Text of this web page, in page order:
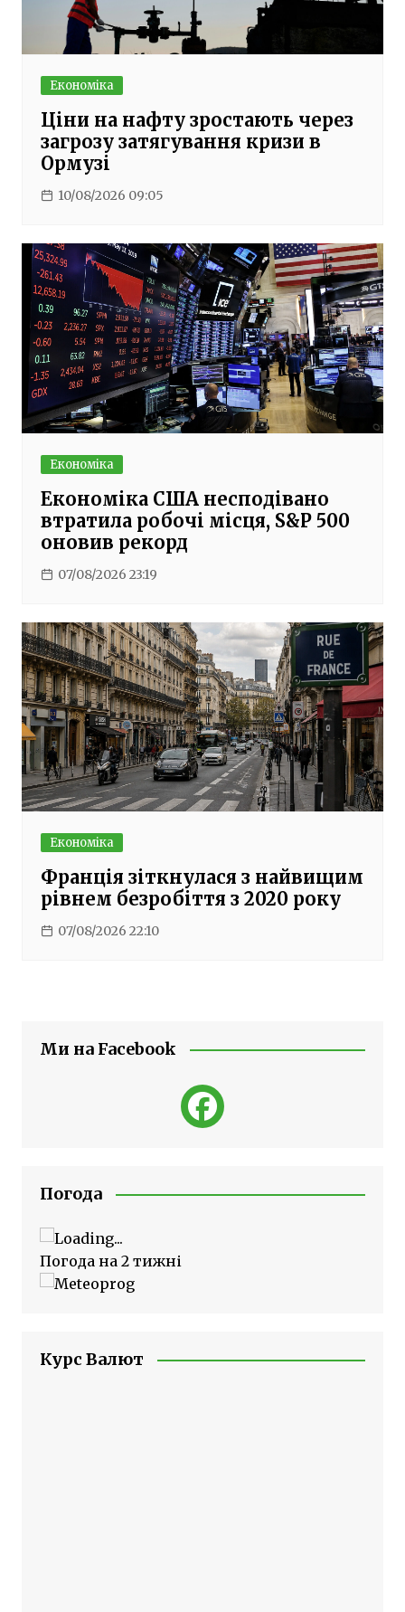
Економіка
Ціни на нафту зростають через
загрозу затягування кризи в
Ормузі
10/08/2026 09:05
Економіка
Економіка США несподівано
втратила робочі місця, S&P 500
оновив рекорд
07/08/2026 23:19
Економіка
Франція зіткнулася з найвищим
рівнем безробіття з 2020 року
07/08/2026 22:10
Ми на Facebook
Погода
Погода на 2 тижні
Курс Валют